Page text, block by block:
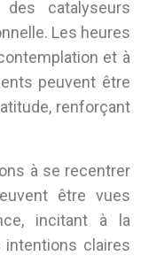
catalyseurs
Les heures
et à
peuvent être
renforçant
à se recentrer
être vues
incitant à la
intentions claires